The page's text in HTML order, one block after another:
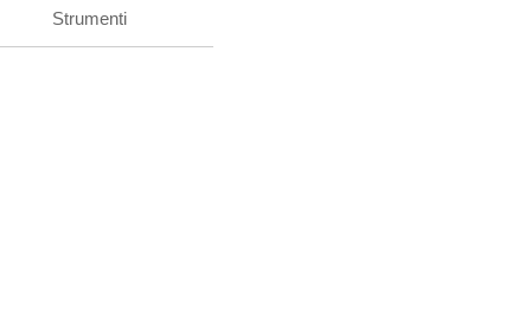
Strumenti